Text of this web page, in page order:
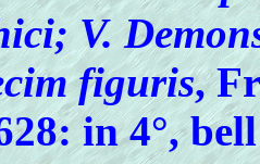
V.
figuris,
in 4°,